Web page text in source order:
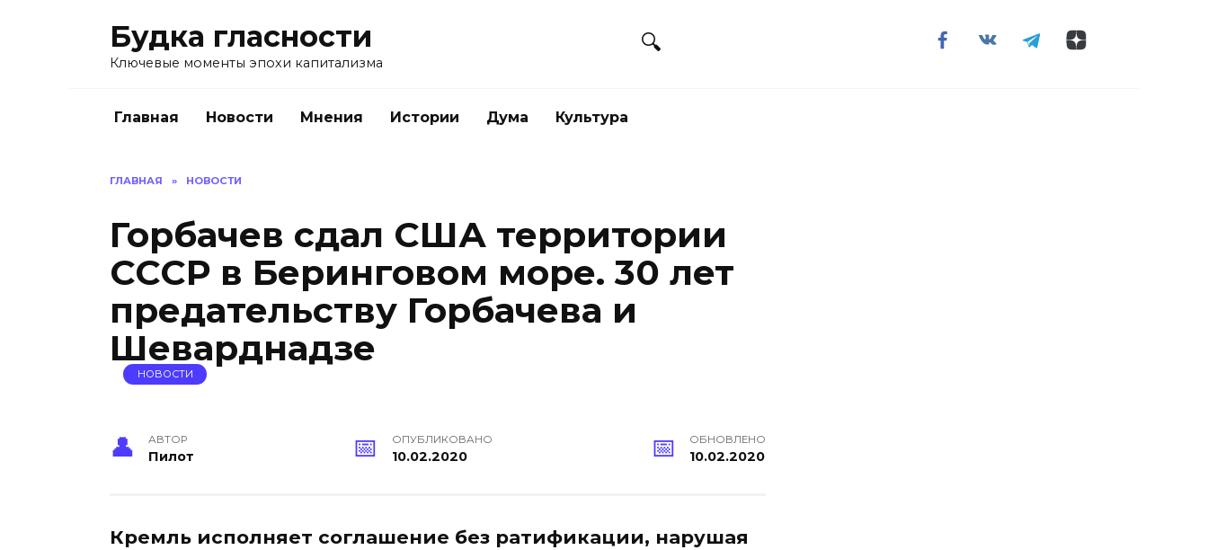
Будка гласности
Ключевые моменты эпохи капитализма
Главная Новости Мнения Истории Дума Культура
ГЛАВНАЯ » НОВОСТИ
Горбачев сдал США территории
СССР в Беринговом море. 30 лет
предательству Горбачева и
Шеварднадзе
НОВОСТИ
АВТОР
Пилот
ОПУБЛИКОВАНО
10.02.2020
ОБНОВЛЕНО
10.02.2020
Кремль исполняет соглашение без ратификации, нарушая